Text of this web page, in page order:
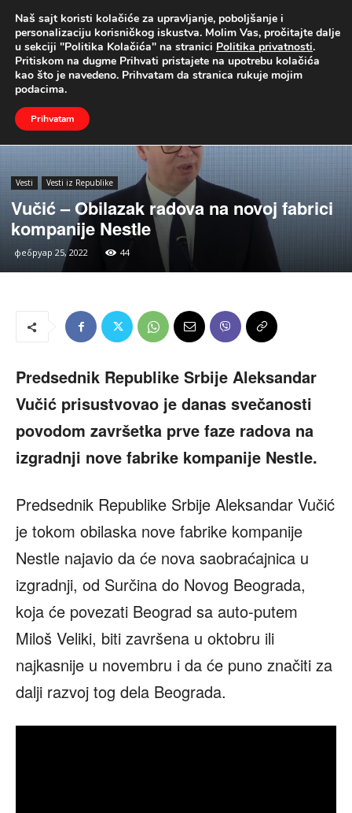
UŽIVO
Naslovna Vesti Vesti iz Republike
Vesti Vesti iz Republike
Vučić – Obilazak radova na novoj fabrici
kompanije Nestle
фебруар 25, 2022 44
Predsednik Republike Srbije Aleksandar
Vučić prisustvovao je danas svečanosti
povodom završetka prve faze radova na
izgradnji nove fabrike kompanije Nestle.
Predsednik Republike Srbije Aleksandar Vučić
je tokom obilaska nove fabrike kompanije
Nestle najavio da će nova saobraćajnica u
izgradnji, od Surčina do Novog Beograda,
koja će povezati Beograd sa auto-putem
Miloš Veliki, biti završena u oktobru ili
najkasnije u novembru i da će puno značiti za
dalji razvoj tog dela Beograda.
Naš sajt koristi kolačiće za upravljanje, poboljšanje i
personalizaciju korisničkog iskustva. Molim Vas, pročitajte dalje
u sekciji "Politika Kolačića" na stranici Politika privatnosti.
Pritiskom na dugme Prihvati pristajete na upotrebu kolačića
kao što je navedeno. Prihvatam da stranica rukuje mojim
podacima.
Prihvatam